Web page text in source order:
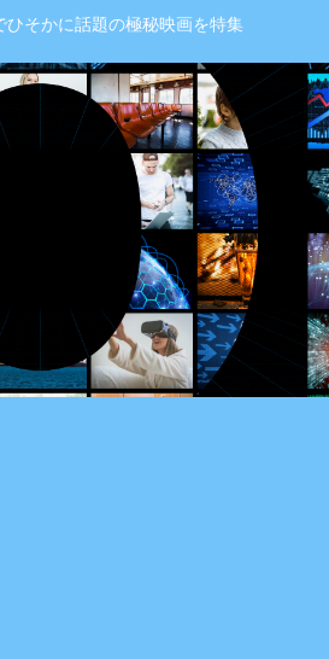
ひそかに話題の極秘映画を特集